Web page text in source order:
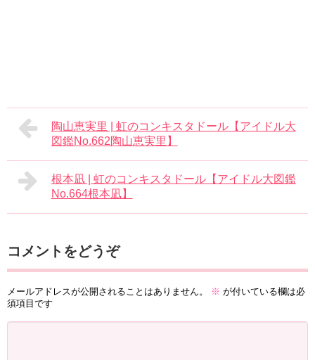
陶山恵実里 | 虹のコンキスタドール【アイドル大
図鑑No.662陶山恵実里】
根本凪 | 虹のコンキスタドール【アイドル大図鑑
No.664根本凪】
コメントをどうぞ
メールアドレスが公開されることはありません。 ※ が付いている欄は必
須項目です